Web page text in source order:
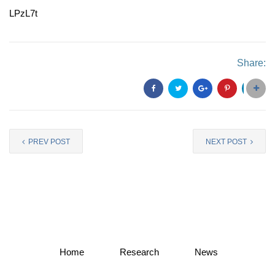
LPzL7t
Share:
PREV POST NEXT POST
Home Research News